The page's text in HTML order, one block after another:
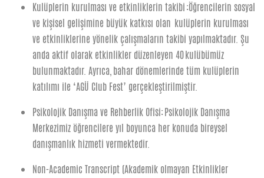
Kulüplerin kurulması ve etkinliklerin takibi :Öğrencilerin sosyal
ve kişisel gelişimine büyük katkısı olan kulüplerin kurulması
ve etkinliklerine yönelik çalışmaların takibi yapılmaktadır. Şu
anda aktif olarak etkinlikler düzenleyen 40 kulübümüz
bulunmaktadır. Ayrıca, bahar dönemlerinde tüm kulüplerin
katılımı ile ‘AGÜ Club Fest’ gerçekleştirilmiştir.
Psikolojik Danışma ve Rehberlik Ofisi: Psikolojik Danışma
Merkezimiz öğrencilere yıl boyunca her konuda bireysel
danışmanlık hizmeti vermektedir.
Non-Academic Transcript (Akademik olmayan Etkinlikler